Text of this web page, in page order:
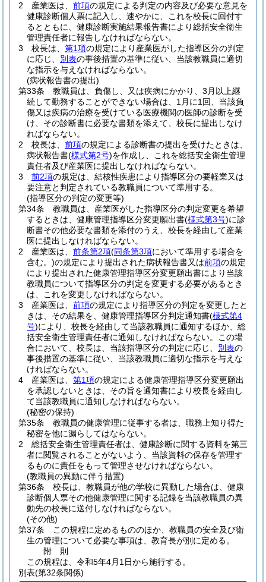
2
産業医は、 前項の規定による判定の内容及び必要な意見を
健康診断個人票に記入し、速やかに、これを校長に回付す
るとともに、健康診断実施結果報告書により総括安全衛生
管理責任者に報告しなければならない。
3
校長は、 第1項の規定により産業医がした指導区分の判定
に応じ、 別表の事後措置の基準に従い、当該教職員に適切
な指示を与えなければならない。
(病状報告書の提出)
第33条
教職員は、負傷し、又は疾病にかかり、3月以上継
続して勤務することができない場合は、1月に1回、当該負
傷又は疾病の治療を受けている医療機関の医師の診断を受
け、その診断書に必要な書類を添えて、校長に提出しなけ
ればならない。
2
校長は、 前項の規定による診断書の提出を受けたときは、
病状報告書(様式第2号)を作成し、これを総括安全衛生管理
責任者及び産業医に提出しなければならない。
3
前2項の規定は、結核性疾患により指導区分の要軽業又は
要注意と判定されている教職員について準用する。
(指導区分の判定の変更等)
第34条
教職員は、産業医がした指導区分の判定変更を希望
するときは、健康管理指導区分変更願出書(様式第3号)に診
断書その他必要な書類を添付のうえ、校長を経由して産業
医に提出しなければならない。
2
産業医は、 前条第2項(同条第3項において準用する場合を
含む。)の規定により提出された病状報告書又は前項の規定
により提出された健康管理指導区分変更願出書により当該
教職員について指導区分の判定を変更する必要があるとき
は、これを変更しなければならない。
3
産業医は、 前項の規定により指導区分の判定を変更したと
きは、その結果を、健康管理指導区分判定通知書(様式第4
号)により、校長を経由して当該教職員に通知するほか、総
括安全衛生管理責任者に通知しなければならない。
この場
合において、校長は、当該指導区分の判定に応じ、 別表の
事後措置の基準に従い、当該教職員に適切な指示を与えな
ければならない。
4
産業医は、 第1項の規定による健康管理指導区分変更願出
を承認しないときは、その旨を通知書により校長を経由し
て当該教職員に通知しなければならない。
(秘密の保持)
第35条
教職員の健康管理に従事する者は、職務上知り得た
秘密を他に漏らしてはならない。
2
総括安全衛生管理責任者は、健康診断に関する資料を第三
者に閲覧されることがないよう、当該資料の保存を管理す
るものに責任をもって管理させなければならない。
(教職員の異動に伴う措置)
第36条
校長は、教職員が他の学校に異動した場合は、健康
診断個人票その他健康管理に関する記録を当該教職員の異
動先の校長に送付しなければならない。
(その他)
第37条
この規程に定めるもののほか、教職員の安全及び衛
生の管理について必要な事項は、教育長が別に定める。
附 則
この規程は、令和5年4月1日から施行する。
別表(第32条関係)